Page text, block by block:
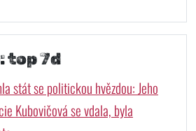
top 7d
stát se politickou hvězdou: Jeho
Kubovičová se vdala, byla